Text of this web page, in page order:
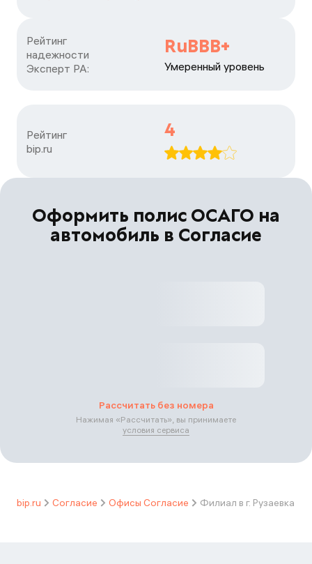
Рейтинг
надежности
Эксперт РА:
RuBBB+
Умеренный уровень
Рейтинг
bip.ru
4
Оформить полис ОСАГО на
автомобиль в Согласие
Рассчитать без номера
Нажимая «Рассчитать», вы принимаете
условия сервиса
bip.ru Согласие Офисы Согласие Филиал в г. Рузаевка